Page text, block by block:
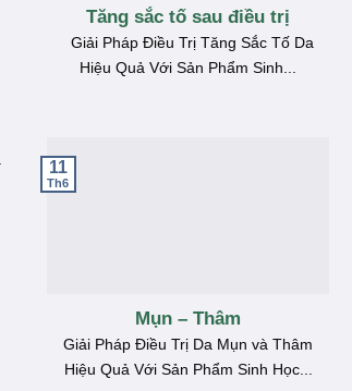
Tăng sắc tố sau điều trị
Giải Pháp Điều Trị Tăng Sắc Tố Da
Hiệu Quả Với Sản Phẩm Sinh...
Mụn – Thâm
Giải Pháp Điều Trị Da Mụn và Thâm
Hiệu Quả Với Sản Phẩm Sinh Học...
11
Th6